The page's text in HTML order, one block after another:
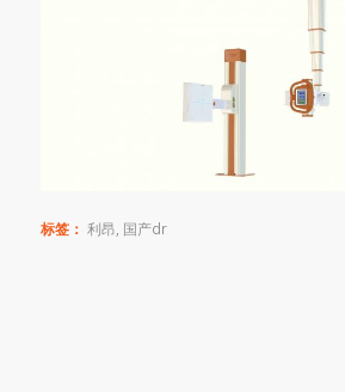
标签： 利昂 国产dr